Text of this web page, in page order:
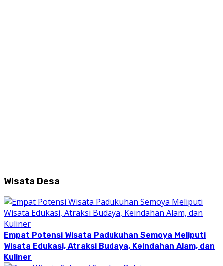
Wisata Desa
Empat Potensi Wisata Padukuhan Semoya Meliputi
Wisata Edukasi, Atraksi Budaya, Keindahan Alam, dan
Kuliner